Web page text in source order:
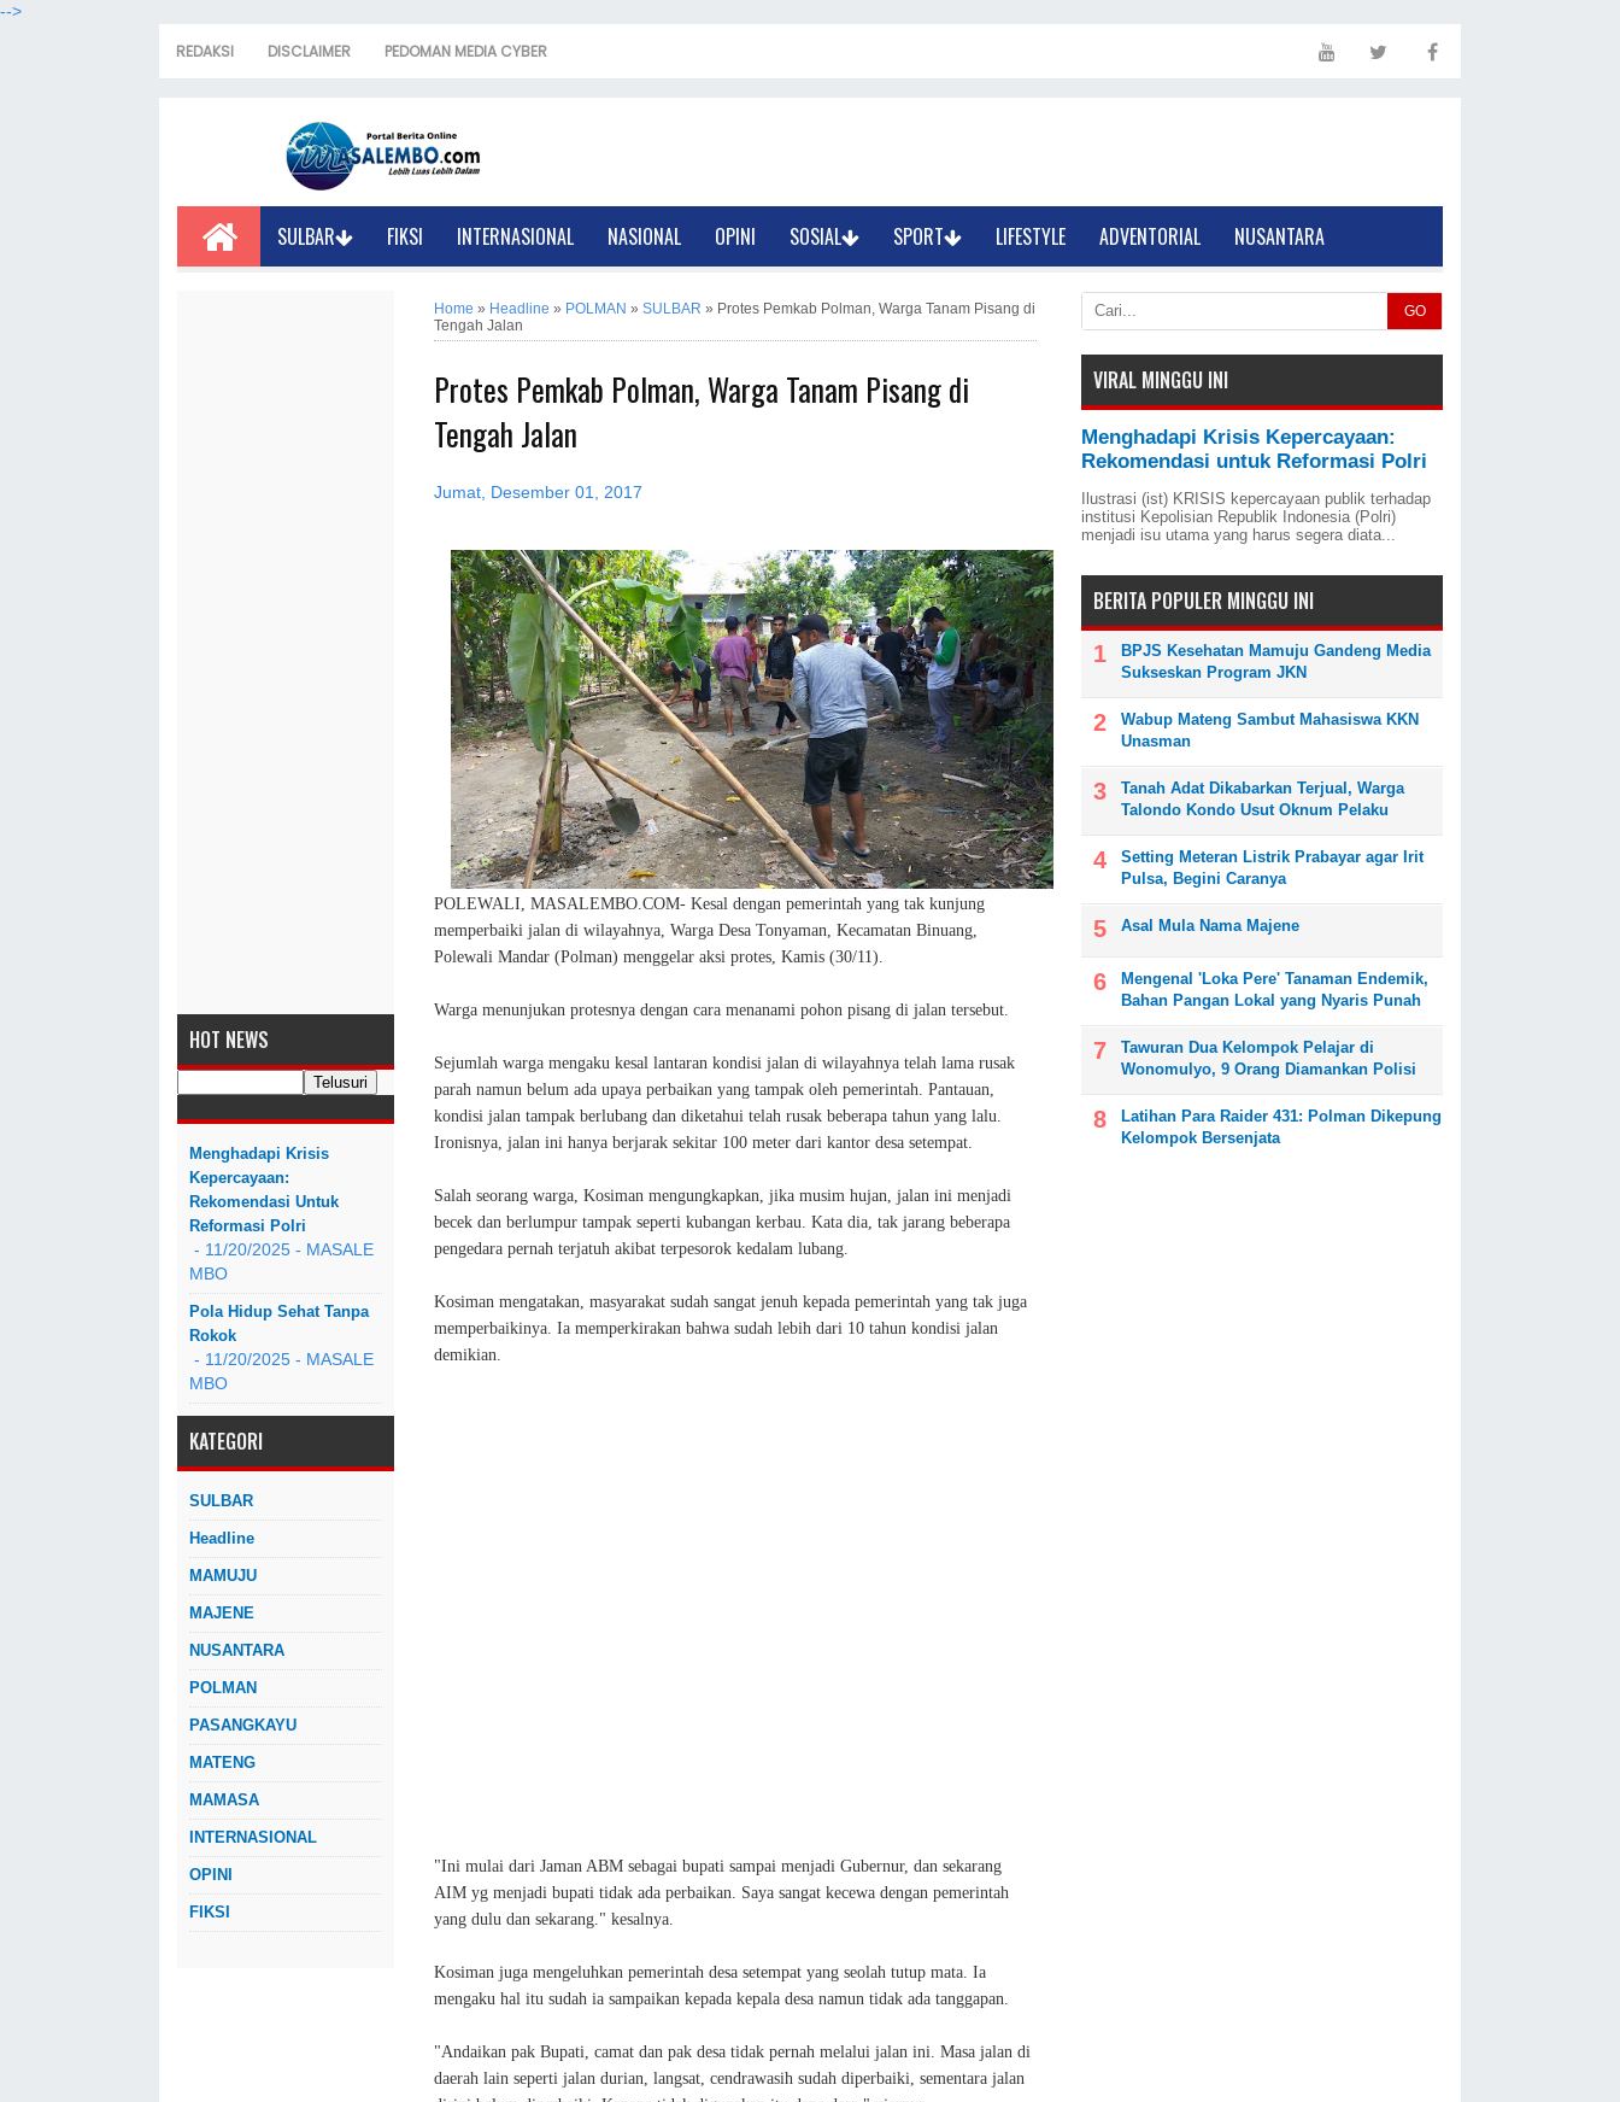
-->
REDAKSI DISCLAIMER PEDOMAN MEDIA CYBER
SULBAR FIKSI INTERNASIONAL NASIONAL OPINI SOSIAL SPORT LIFESTYLE ADVENTORIAL NUSANTARA
HOT NEWS
Menghadapi Krisis
Kepercayaan:
Rekomendasi Untuk
Reformasi Polri
- 11/20/2025 - MASALE
MBO
Pola Hidup Sehat Tanpa
Rokok
- 11/20/2025 - MASALE
MBO
KATEGORI
SULBAR
Headline
MAMUJU
MAJENE
NUSANTARA
POLMAN
PASANGKAYU
MATENG
MAMASA
INTERNASIONAL
OPINI
FIKSI
Home » Headline » POLMAN » SULBAR » Protes Pemkab Polman, Warga Tanam Pisang di
Tengah Jalan
Protes Pemkab Polman, Warga Tanam Pisang di
Tengah Jalan
Jumat, Desember 01, 2017
POLEWALI, MASALEMBO.COM- Kesal dengan pemerintah yang tak kunjung
memperbaiki jalan di wilayahnya, Warga Desa Tonyaman, Kecamatan Binuang,
Polewali Mandar (Polman) menggelar aksi protes, Kamis (30/11).
Warga menunjukan protesnya dengan cara menanami pohon pisang di jalan tersebut.
Sejumlah warga mengaku kesal lantaran kondisi jalan di wilayahnya telah lama rusak
parah namun belum ada upaya perbaikan yang tampak oleh pemerintah. Pantauan,
kondisi jalan tampak berlubang dan diketahui telah rusak beberapa tahun yang lalu.
Ironisnya, jalan ini hanya berjarak sekitar 100 meter dari kantor desa setempat.
Salah seorang warga, Kosiman mengungkapkan, jika musim hujan, jalan ini menjadi
becek dan berlumpur tampak seperti kubangan kerbau. Kata dia, tak jarang beberapa
pengedara pernah terjatuh akibat terpesorok kedalam lubang.
Kosiman mengatakan, masyarakat sudah sangat jenuh kepada pemerintah yang tak juga
memperbaikinya. Ia memperkirakan bahwa sudah lebih dari 10 tahun kondisi jalan
demikian.
"Ini mulai dari Jaman ABM sebagai bupati sampai menjadi Gubernur, dan sekarang
AIM yg menjadi bupati tidak ada perbaikan. Saya sangat kecewa dengan pemerintah
yang dulu dan sekarang." kesalnya.
Kosiman juga mengeluhkan pemerintah desa setempat yang seolah tutup mata. Ia
mengaku hal itu sudah ia sampaikan kepada kepala desa namun tidak ada tanggapan.
"Andaikan pak Bupati, camat dan pak desa tidak pernah melalui jalan ini. Masa jalan di
daerah lain seperti jalan durian, langsat, cendrawasih sudah diperbaiki, sementara jalan
GO
VIRAL MINGGU INI
Menghadapi Krisis Kepercayaan:
Rekomendasi untuk Reformasi Polri
Ilustrasi (ist) KRISIS kepercayaan publik terhadap
institusi Kepolisian Republik Indonesia (Polri)
menjadi isu utama yang harus segera diata...
BERITA POPULER MINGGU INI
BPJS Kesehatan Mamuju Gandeng Media
Sukseskan Program JKN
Wabup Mateng Sambut Mahasiswa KKN
Unasman
Tanah Adat Dikabarkan Terjual, Warga
Talondo Kondo Usut Oknum Pelaku
Setting Meteran Listrik Prabayar agar Irit
Pulsa, Begini Caranya
Asal Mula Nama Majene
Mengenal 'Loka Pere' Tanaman Endemik,
Bahan Pangan Lokal yang Nyaris Punah
Tawuran Dua Kelompok Pelajar di
Wonomulyo, 9 Orang Diamankan Polisi
Latihan Para Raider 431: Polman Dikepung
Kelompok Bersenjata